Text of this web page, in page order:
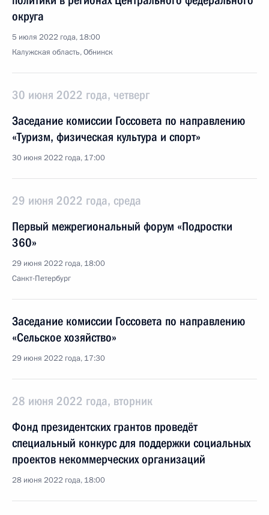
округа
5 июля 2022 года, 18:00
Калужская область, Обнинск
30 июня 2022 года, четверг
Заседание комиссии Госсовета по направлению
«Туризм, физическая культура и спорт»
30 июня 2022 года, 17:00
29 июня 2022 года, среда
Первый межрегиональный форум «Подростки
360»
29 июня 2022 года, 18:00
Санкт-Петербург
Заседание комиссии Госсовета по направлению
«Сельское хозяйство»
29 июня 2022 года, 17:30
28 июня 2022 года, вторник
Фонд президентских грантов проведёт
специальный конкурс для поддержки социальных
проектов некоммерческих организаций
28 июня 2022 года, 18:00